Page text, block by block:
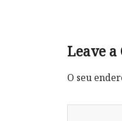
Leave a
O seu